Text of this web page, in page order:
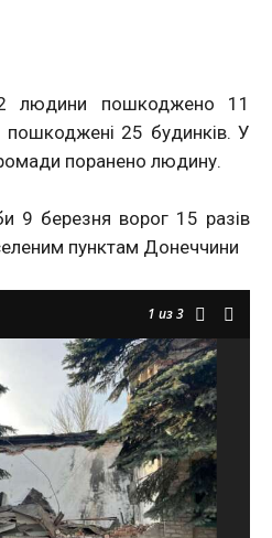
людини пошкоджено 11
пошкоджені 25 будинків. У
поранено людину.
9 березня ворог 15 разів
пунктам Донеччини
1 из 3